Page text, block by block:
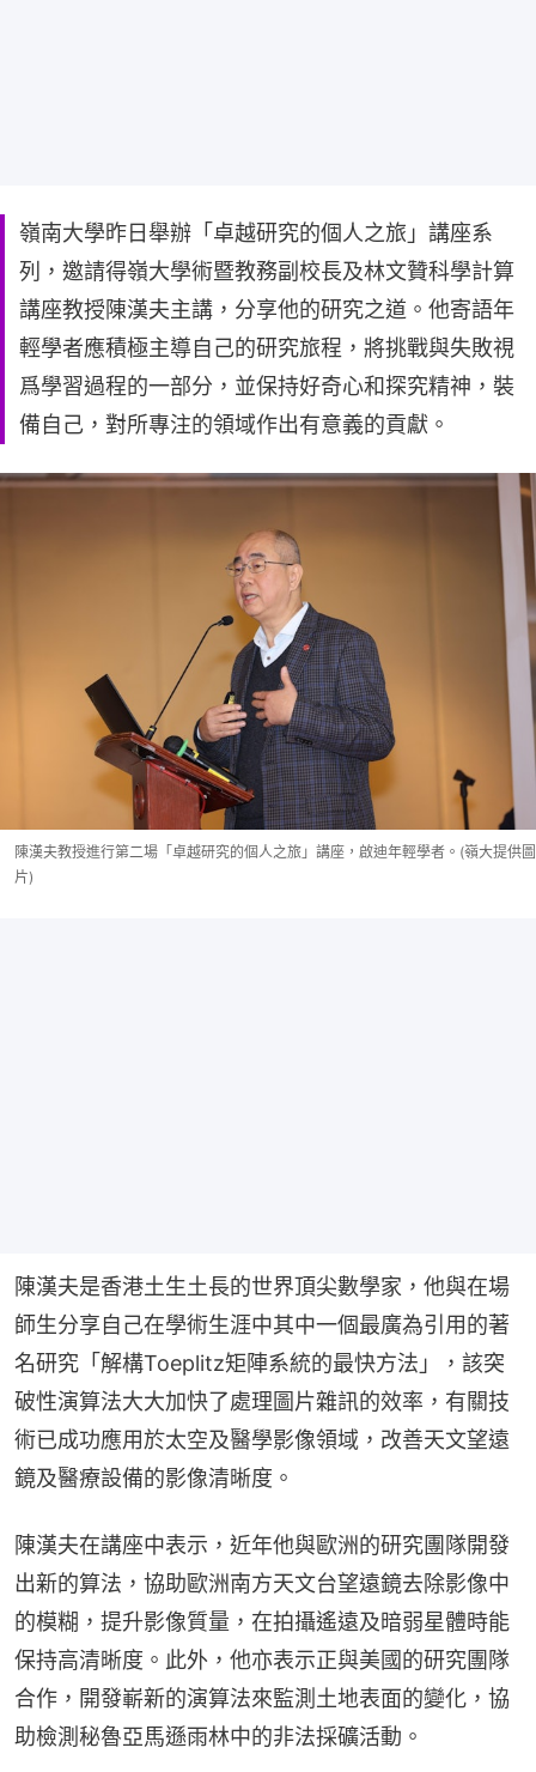
嶺南大學昨日舉辦「卓越研究的個人之旅」講座系
列，邀請得嶺大學術暨教務副校長及林文贊科學計算
講座教授陳漢夫主講，分享他的研究之道。他寄語年
輕學者應積極主導自己的研究旅程，將挑戰與失敗視
爲學習過程的一部分，並保持好奇心和探究精神，裝
備自己，對所專注的領域作出有意義的貢獻。
陳漢夫教授進行第二場「卓越研究的個人之旅」講座，啟迪年輕學者。(嶺大提供圖
片)
陳漢夫是香港土生土長的世界頂尖數學家，他與在場
師生分享自己在學術生涯中其中一個最廣為引用的著
名研究「解構Toeplitz矩陣系統的最快方法」，該突
破性演算法大大加快了處理圖片雜訊的效率，有關技
術已成功應用於太空及醫學影像領域，改善天文望遠
鏡及醫療設備的影像清晰度。
陳漢夫在講座中表示，近年他與歐洲的研究團隊開發
出新的算法，協助歐洲南方天文台望遠鏡去除影像中
的模糊，提升影像質量，在拍攝遙遠及暗弱星體時能
保持高清晰度。此外，他亦表示正與美國的研究團隊
合作，開發嶄新的演算法來監測土地表面的變化，協
助檢測秘魯亞馬遜雨林中的非法採礦活動。